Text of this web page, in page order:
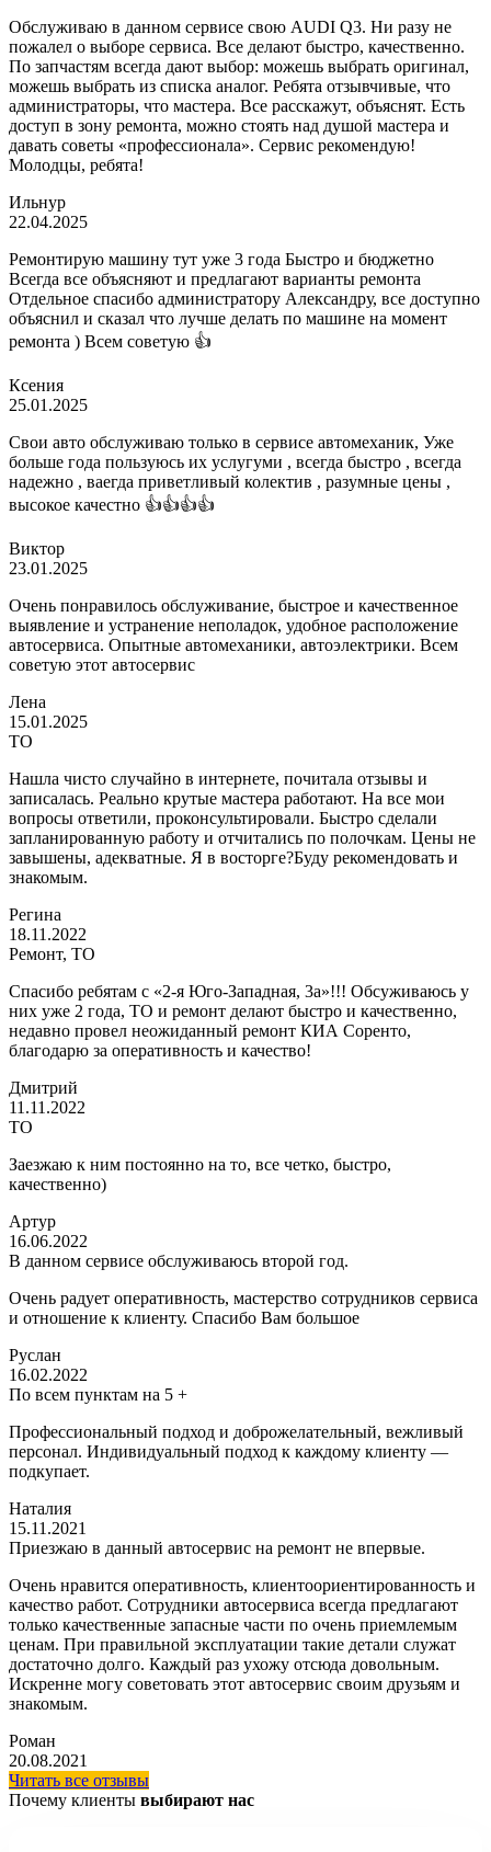
Обслуживаю в данном сервисе свою AUDI Q3. Ни разу не
пожалел о выборе сервиса. Все делают быстро, качественно.
По запчастям всегда дают выбор: можешь выбрать оригинал,
можешь выбрать из списка аналог. Ребята отзывчивые, что
администраторы, что мастера. Все расскажут, объяснят. Есть
доступ в зону ремонта, можно стоять над душой мастера и
давать советы «профессионала». Сервис рекомендую!
Молодцы, ребята!
Ильнур
22.04.2025
Ремонтирую машину тут уже 3 года Быстро и бюджетно
Всегда все объясняют и предлагают варианты ремонта
Отдельное спасибо администратору Александру, все доступно
объяснил и сказал что лучше делать по машине на момент
ремонта ) Всем советую 👍
Ксения
25.01.2025
Свои авто обслуживаю только в сервисе автомеханик, Уже
больше года пользуюсь их услугуми , всегда быстро , всегда
надежно , ваегда приветливый колектив , разумные цены ,
высокое качестно 👍👍👍👍
Виктор
23.01.2025
Очень понравилось обслуживание, быстрое и качественное
выявление и устранение неполадок, удобное расположение
автосервиса. Опытные автомеханики, автоэлектрики. Всем
советую этот автосервис
Лена
15.01.2025
ТО
Нашла чисто случайно в интернете, почитала отзывы и
записалась. Реально крутые мастера работают. На все мои
вопросы ответили, проконсультировали. Быстро сделали
запланированную работу и отчитались по полочкам. Цены не
завышены, адекватные. Я в восторге?Буду рекомендовать и
знакомым.
Регина
18.11.2022
Ремонт, ТО
Спасибо ребятам с «2-я Юго-Западная, 3а»!!! Обсуживаюсь у
них уже 2 года, ТО и ремонт делают быстро и качественно,
недавно провел неожиданный ремонт КИА Соренто,
благодарю за оперативность и качество!
Дмитрий
11.11.2022
ТО
Заезжаю к ним постоянно на то, все четко, быстро,
качественно)
Артур
16.06.2022
В данном сервисе обслуживаюсь второй год.
Очень радует оперативность, мастерство сотрудников сервиса
и отношение к клиенту. Спасибо Вам большое
Руслан
16.02.2022
По всем пунктам на 5 +
Профессиональный подход и доброжелательный, вежливый
персонал. Индивидуальный подход к каждому клиенту —
подкупает.
Наталия
15.11.2021
Приезжаю в данный автосервис на ремонт не впервые.
Очень нравится оперативность, клиентоориентированность и
качество работ. Сотрудники автосервиса всегда предлагают
только качественные запасные части по очень приемлемым
ценам. При правильной эксплуатации такие детали служат
достаточно долго. Каждый раз ухожу отсюда довольным.
Искренне могу советовать этот автосервис своим друзьям и
знакомым.
Роман
20.08.2021
Читать все отзывы
Почему клиенты выбирают нас